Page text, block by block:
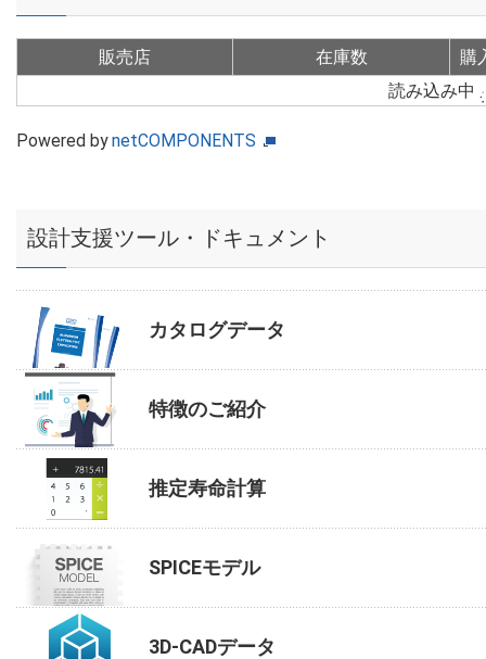
販売店 在庫数
購
読み込み中
Powered bynetCOMPONENTS
設計支援ツール・ドキュメント
カタログデータ
特徴のご紹介
推定寿命計算
SPICEモデル
3D-CADデータ